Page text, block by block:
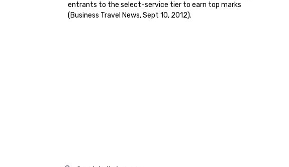
entrants to the select-service tier to earn top marks
(Business Travel News, Sept 10, 2012).